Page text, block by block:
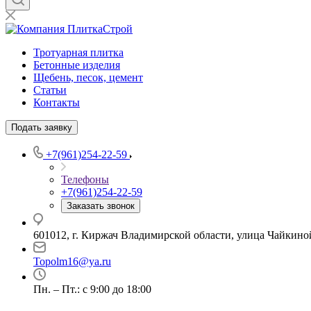
Тротуарная плитка
Бетонные изделия
Щебень, песок, цемент
Статьи
Контакты
Подать заявку
+7(961)254-22-59
Телефоны
+7(961)254-22-59
Заказать звонок
601012, г. Киржач Владимирской области, улица
Topolm16@ya.ru
Пн. – Пт.: с 9:00 до 18:00